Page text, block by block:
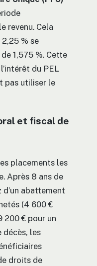
revenu. Cela
% se
1,575 %. Cette
du PEL
pas utiliser le
et fiscal de
placements les
Après 8 ans de
abattement
(4 600 €
200 € pour un
décès, les
droits de